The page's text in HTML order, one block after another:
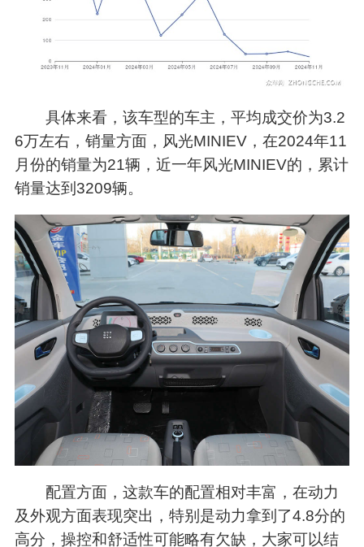
具体来看，该车型的车主，平均成交价为3.2
6万左右，销量方面，风光MINIEV，在2024年11
月份的销量为21辆，近一年风光MINIEV的，累计
销量达到3209辆。
配置方面，这款车的配置相对丰富，在动力
及外观方面表现突出，特别是动力拿到了4.8分的
高分，操控和舒适性可能略有欠缺，大家可以结